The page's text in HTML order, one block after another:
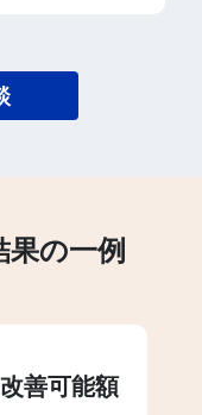
の一例
善可能額